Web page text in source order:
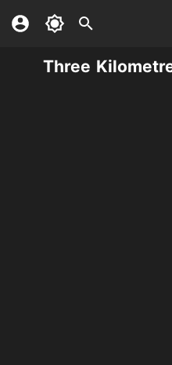
Three